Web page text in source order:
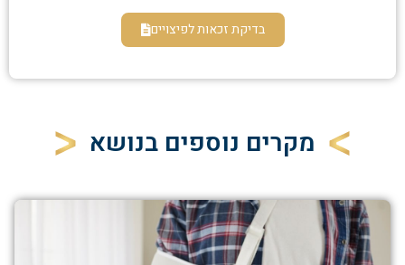
בדיקת זכאות לפיצויים
מקרים נוספים בנושא